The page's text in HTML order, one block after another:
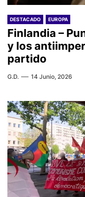
DESTACADO EUROPA
Finlandia –
y los
partido
G.D. 14 Junio, 2026